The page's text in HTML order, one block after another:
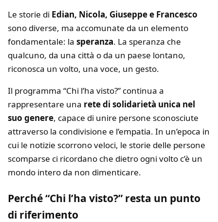
Le storie di Edian, Nicola, Giuseppe e Francesco
sono diverse, ma accomunate da un elemento
fondamentale: la speranza. La speranza che
qualcuno, da una città o da un paese lontano,
riconosca un volto, una voce, un gesto.
Il programma “Chi l’ha visto?” continua a
rappresentare una rete di solidarietà unica nel
suo genere, capace di unire persone sconosciute
attraverso la condivisione e l’empatia. In un’epoca in
cui le notizie scorrono veloci, le storie delle persone
scomparse ci ricordano che dietro ogni volto c’è un
mondo intero da non dimenticare.
Perché “Chi l’ha visto?” resta un punto
di riferimento